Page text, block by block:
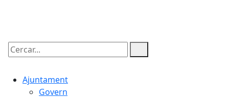
Cercar:
Ajuntament
Govern